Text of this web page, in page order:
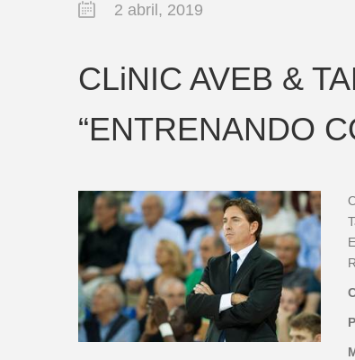
2 abril, 2019
CLiNIC AVEB &
“ENTRENANDO